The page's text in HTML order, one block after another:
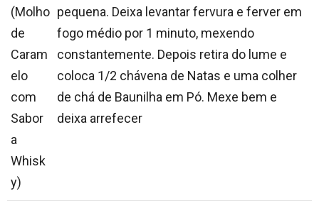
(Molho
de
Caram
elo
com
Sabor
a
Whisk
y)
pequena. Deixa levantar fervura e ferver em
fogo médio por 1 minuto, mexendo
constantemente. Depois retira do lume e
coloca 1/2 chávena de Natas e uma colher
de chá de Baunilha em Pó. Mexe bem e
deixa arrefecer